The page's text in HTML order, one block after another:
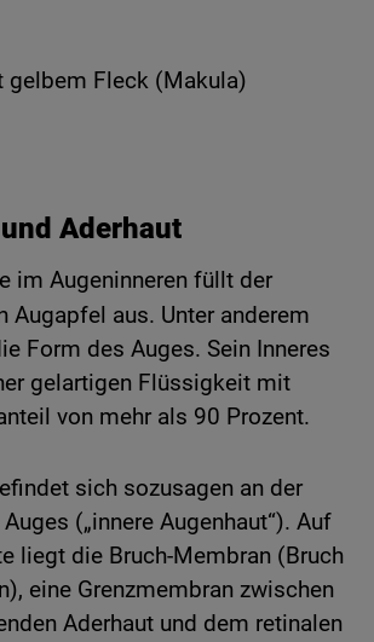
gelbem Fleck (Makula)
Aderhaut
im Augeninneren füllt der
Augapfel aus. Unter anderem
Form des Auges. Sein Inneres
gelartigen Flüssigkeit mit
von mehr als 90 Prozent.
sich sozusagen an der
(„innere Augenhaut“). Auf
liegt die Bruch-Membran (Bruch
eine Grenzmembran zwischen
Aderhaut und dem retinalen